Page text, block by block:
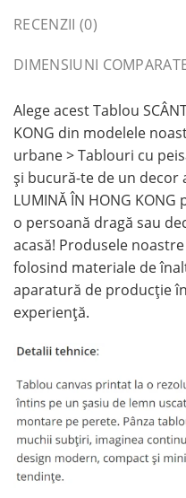
RECENZII (0)
DIMENSIUNI
Alege acest Tablou
KONG din modelele
urbane > Tablouri cu
și bucură-te de un decor
LUMINĂ ÎN HONG
o persoană dragă sau
acasă! Produsele
folosind materiale de
aparatură de producție
experiență.